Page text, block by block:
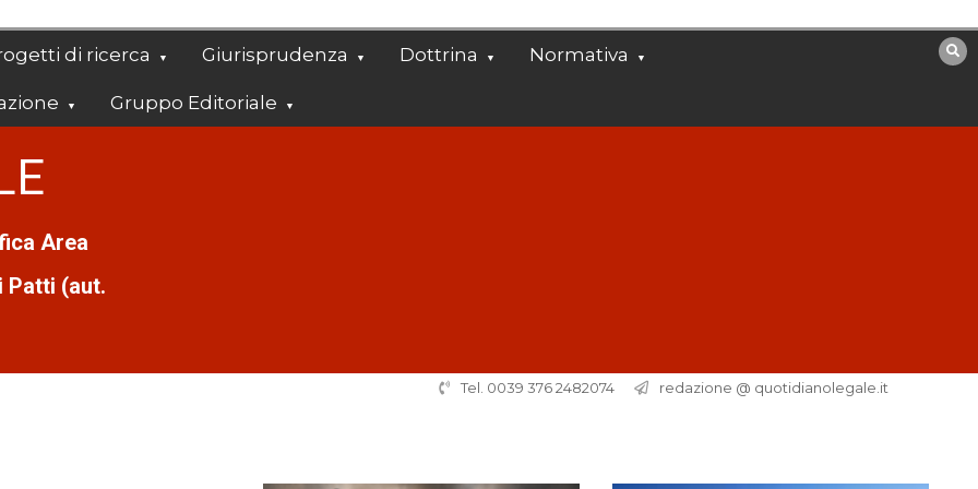
di ricerca Giurisprudenza Dottrina Normativa
Gruppo Editoriale
Area
Patti (aut.
Tel. 0039 376 2482074 redazione @ quotidianolegale.it